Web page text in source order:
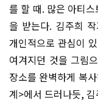
를 할 때. 많은 아티
을 받는다. 김주희
개인적으로 관심이
여겨지던 것을 그림
장소를 완벽하게 복
계>에서 드러나듯,